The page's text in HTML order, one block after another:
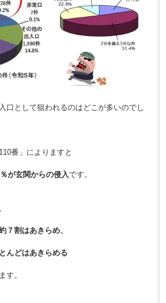
口として狙われるのはどこが多いのでし
番」によりますと
が玄関からの侵入です。
７割はあきらめ、
んどはあきらめる
す。